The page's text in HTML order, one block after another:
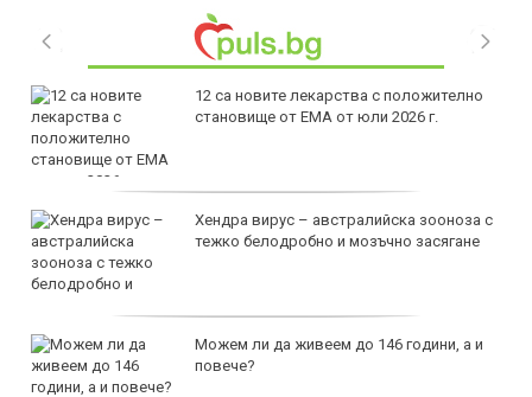
12 са новите лекарства с положително
становище от ЕМА от юли 2026 г.
Хендра вирус – австралийска зооноза с
тежко белодробно и мозъчно засягане
Можем ли да живеем до 146 години, а и
повече?